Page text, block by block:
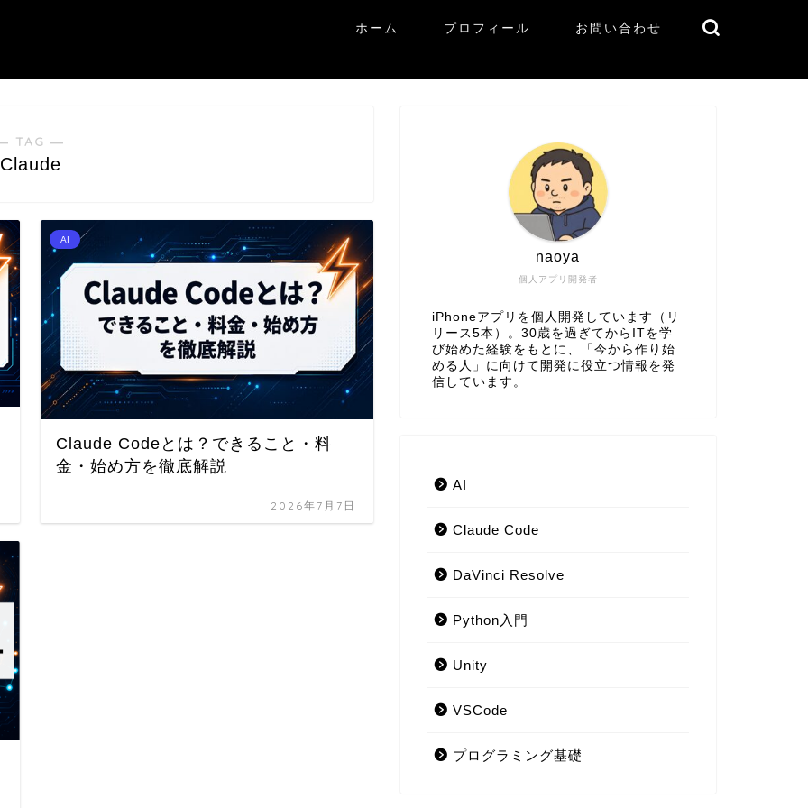
ホーム プロフィール お問い合わせ
TAG ―
Claude
AI
Claude Codeとは？できること・料
金・始め方を徹底解説
2026年7月7日
個人アプリ開発者
naoya
iPhoneアプリを個人開発しています（リ
リース5本）。30歳を過ぎてからITを学
び始めた経験をもとに、「今から作り始
める人」に向けて開発に役立つ情報を発
信しています。
AI
Claude Code
DaVinci Resolve
Python入門
Unity
VSCode
プログラミング基礎